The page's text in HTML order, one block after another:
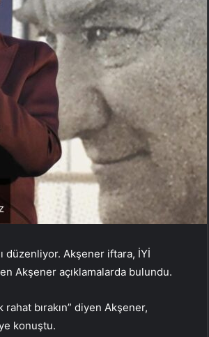
düzenliyor. Akşener iftara, İYİ
Akşener açıklamalarda bulundu.
bırakın” diyen Akşener,
konuştu.